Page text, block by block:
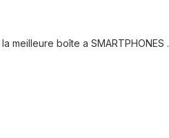
meilleure boîte a SMARTPHONES .